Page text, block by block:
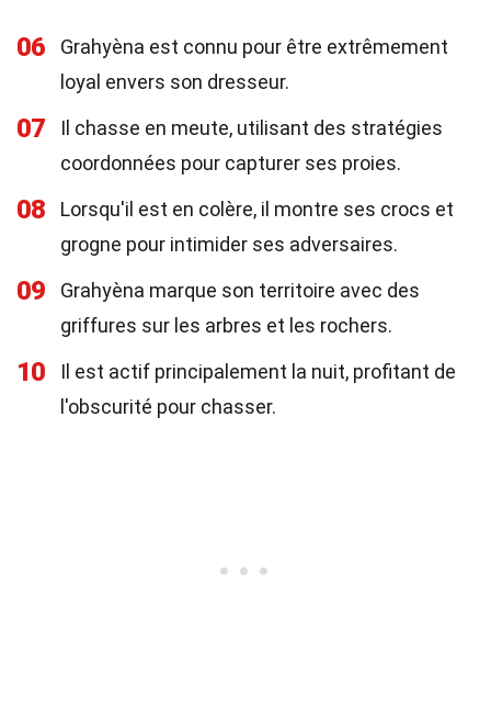
06
Grahyèna est connu pour être extrêmement
loyal envers son dresseur.
07
Il chasse en meute, utilisant des stratégies
coordonnées pour capturer ses proies.
08
Lorsqu'il est en colère, il montre ses crocs et
grogne pour intimider ses adversaires.
09
Grahyèna marque son territoire avec des
griffures sur les arbres et les rochers.
10
Il est actif principalement la nuit, profitant de
l'obscurité pour chasser.